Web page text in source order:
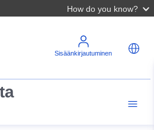
How do you know?
Sisäänkirjautuminen